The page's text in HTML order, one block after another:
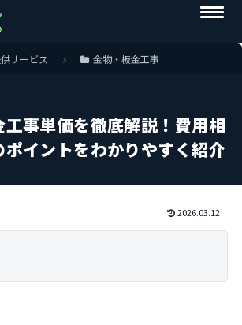
サービス 金物・板金工事
工事単価を徹底解説！費用相
イントをわかりやすく紹介
2026.03.12